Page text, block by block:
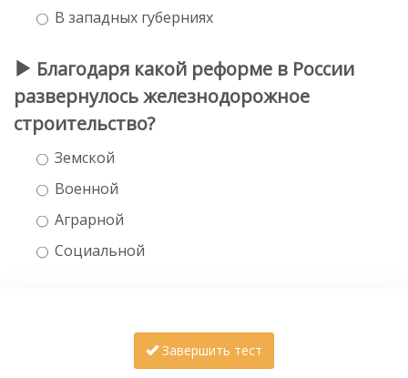
В западных губерниях
Благодаря какой реформе в России
развернулось железнодорожное
строительство?
Земской
Военной
Аграрной
Социальной
Завершить тест